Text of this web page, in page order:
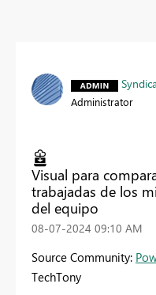
Administrator
Visual para
trabajadas de los
del equipo
‎08-07-2024 09:10 AM
Source Community:
TechTony